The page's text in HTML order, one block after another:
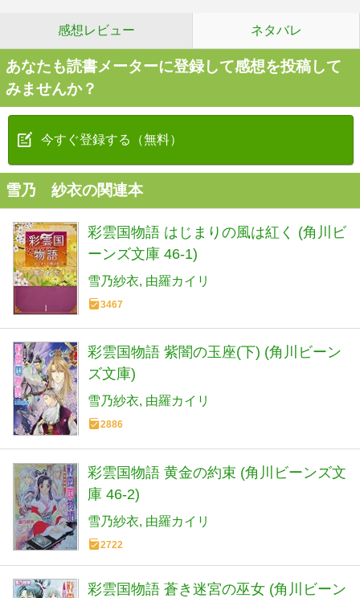
感想レビュー ネタバレ
あなたも読書メーターに登録して感想を投稿して
みませんか？
今すぐ登録する（無料）
雪乃 紗衣の関連本
彩雲国物語 はじまりの風は紅く (角川ビ
ーンズ文庫 46-1)
雪乃紗衣 由羅カイリ
3467
彩雲国物語 紫闇の玉座(下) (角川ビーン
ズ文庫)
雪乃紗衣 由羅カイリ
2886
彩雲国物語 黄金の約束 (角川ビーンズ文
庫 46-2)
雪乃紗衣 由羅カイリ
2722
彩雲国物語 蒼き迷宮の巫女 (角川ビーン